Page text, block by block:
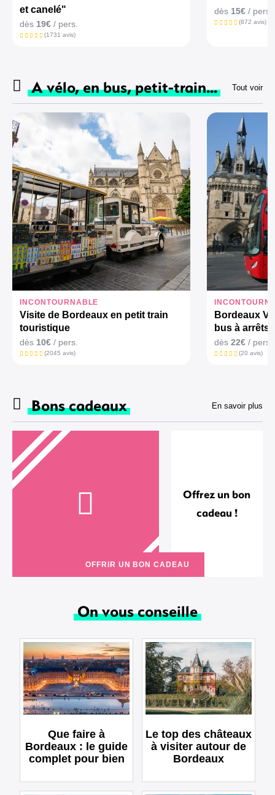
et canelé"
dès 19€ / pers.
(1731 avis)
dès 15€ / pers.
(872 avis)
A vélo, en bus, petit-train... Tout voir
INCONTOURNABLE
Visite de Bordeaux en petit train
touristique
dès 10€ / pers.
(2045 avis)
Bordeaux
bus à arrêts
dès22€ / pers.
(20 avis)
Bons cadeaux En savoir plus
Offrez un bon
cadeau !
OFFRIR UN BON CADEAU
On vous conseille
Que faire à
Bordeaux : le guide
complet pour bien
Le top des châteaux
à visiter autour de
Bordeaux